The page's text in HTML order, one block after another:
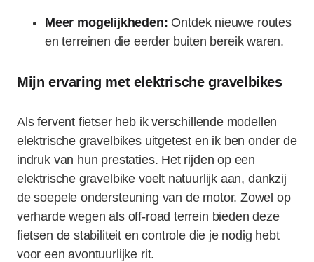
Meer mogelijkheden: Ontdek nieuwe routes
en terreinen die eerder buiten bereik waren.
Mijn ervaring met elektrische gravelbikes
Als fervent fietser heb ik verschillende modellen
elektrische gravelbikes uitgetest en ik ben onder de
indruk van hun prestaties. Het rijden op een
elektrische gravelbike voelt natuurlijk aan, dankzij
de soepele ondersteuning van de motor. Zowel op
verharde wegen als off-road terrein bieden deze
fietsen de stabiliteit en controle die je nodig hebt
voor een avontuurlijke rit.